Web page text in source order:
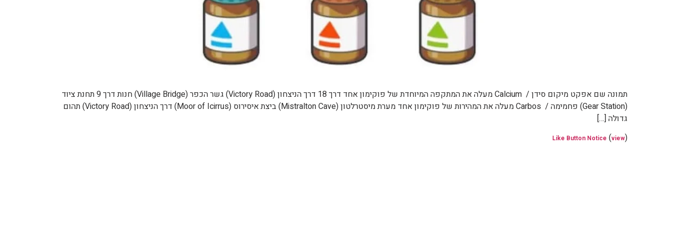
תמונה שם אפקט מיקום סידן / Calcium מעלה את המתקפה המיוחדת של פוקימון אחד דרך 18 דרך הניצחון (Victory Road) גשר הכפר (Village Bridge) חנות דרך 9 תחנת ציוד
(Gear Station) פחמימה / Carbos מעלה את המהירות של פוקימון אחד מערת מיסטרלטון (Mistralton Cave) ביצת איסירוס (Moor of Icirrus) דרך הניצחון (Victory Road) תהום
גדולה […]
Like Button Notice (view)